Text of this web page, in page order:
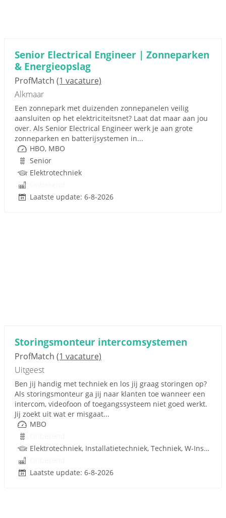
Senior Electrical Engineer | Zonneparken
& Energieopslag
ProfMatch (1 vacature)
Alkmaar
Een zonnepark met duizenden zonnepanelen veilig
aansluiten op het elektriciteitsnet? Laat dat maar aan jou
over. Als Senior Electrical Engineer werk je aan grote
zonneparken en batterijsystemen in...
HBO, MBO
Senior
Elektrotechniek
Laatste update: 6-8-2026
Storingsmonteur intercomsystemen
ProfMatch (1 vacature)
Uitgeest
Ben jij handig met techniek en los jij graag storingen op?
Als storingsmonteur ga jij naar klanten toe wanneer een
intercom, videofoon of toegangssysteem niet goed werkt.
Jij zoekt uit wat er misgaat...
MBO
Elektrotechniek, Installatietechniek, Techniek, W-Installaties
Laatste update: 6-8-2026